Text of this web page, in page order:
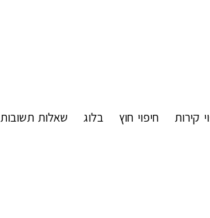
קירות חיפוי חוץ בלוג שאלות תשובות